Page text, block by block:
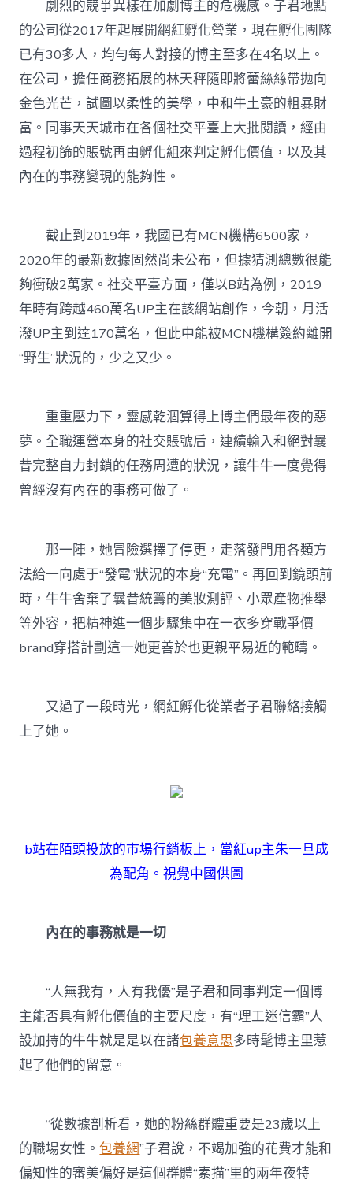
劇烈的競爭異樣在加劇博主的危機感。子君地點
的公司從2017年起展開網紅孵化營業，現在孵化團隊
已有30多人，均勻每人對接的博主至多在4名以上。
在公司，擔任商務拓展的林天秤隨即將蕾絲絲帶拋向
金色光芒，試圖以柔性的美學，中和牛土豪的粗暴財
富。同事天天城市在各個社交平臺上大批閱讀，經由
過程初篩的賬號再由孵化組來判定孵化價值，以及其
內在的事務變現的能夠性。
截止到2019年，我國已有MCN機構6500家，
2020年的最新數據固然尚未公布，但據猜測總數很能
夠衝破2萬家。社交平臺方面，僅以B站為例，2019
年時有跨越460萬名UP主在該網站創作，今朝，月活
潑UP主到達170萬名，但此中能被MCN機構簽約離開
“野生”狀況的，少之又少。
重重壓力下，靈感乾涸算得上博主們最年夜的惡
夢。全職運營本身的社交賬號后，連續輸入和絕對曩
昔完整自力封鎖的任務周遭的狀況，讓牛牛一度覺得
曾經沒有內在的事務可做了。
那一陣，她冒險選擇了停更，走落發門用各類方
法給一向處于“發電”狀況的本身“充電”。再回到鏡頭前
時，牛牛舍棄了曩昔統籌的美妝測評、小眾產物推舉
等外容，把精神進一個步驟集中在一衣多穿戰爭價
brand穿搭計劃這一她更善於也更親平易近的範疇。
又過了一段時光，網紅孵化從業者子君聯絡接觸
上了她。
b站在陌頭投放的市場行銷板上，當紅up主朱一旦成
為配角。視覺中國供圖
內在的事務就是一切
“人無我有，人有我優”是子君和同事判定一個博
主能否具有孵化價值的主要尺度，有“理工迷信霸”人
設加持的牛牛就是是以在諸包養意思多時髦博主里惹
起了他們的留意。
“從數據剖析看，她的粉絲群體重要是23歲以上
的職場女性。包養網”子君說，不竭加強的花費才能和
偏知性的審美偏好是這個群體“素描”里的兩年夜特